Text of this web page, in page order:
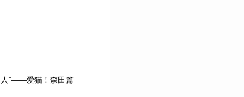
人”——爱猫！森田篇